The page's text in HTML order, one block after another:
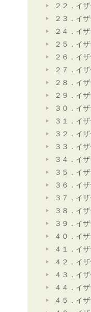
２２．イ
２３．イ
２４．イ
２５．イ
２６．イ
２７．イ
２８．イ
２９．イ
３０．イ
３１．イ
３２．イ
３３．イ
３４．イ
３５．イ
３６．イ
３７．イ
３８．イ
３９．イ
４０．イ
４１．イ
４２．イ
４３．イ
４４．イ
４５．イ